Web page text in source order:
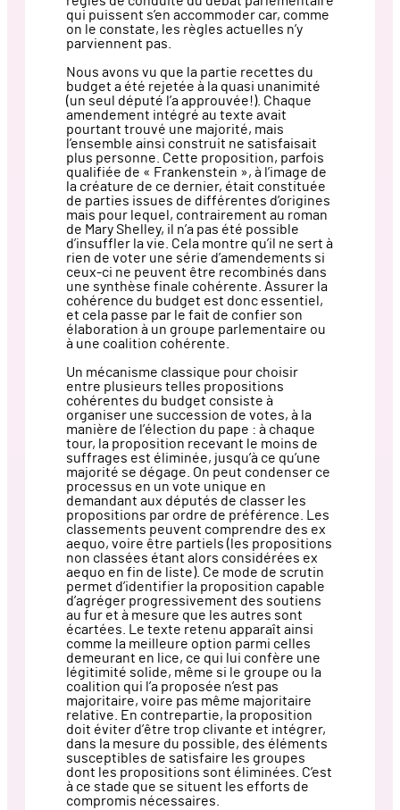
qui puissent s’en accommoder car, comme
on le constate, les règles actuelles n’y
parviennent pas.
Nous avons vu que la partie recettes du
budget a été rejetée à la quasi unanimité
(un seul député l’a approuvée!). Chaque
amendement intégré au texte avait
pourtant trouvé une majorité, mais
l’ensemble ainsi construit ne satisfaisait
plus personne. Cette proposition, parfois
qualifiée de « Frankenstein », à l’image de
la créature de ce dernier, était constituée
de parties issues de différentes d’origines
mais pour lequel, contrairement au roman
de Mary Shelley, il n’a pas été possible
d’insuffler la vie. Cela montre qu’il ne sert à
rien de voter une série d’amendements si
ceux-ci ne peuvent être recombinés dans
une synthèse finale cohérente. Assurer la
cohérence du budget est donc essentiel,
et cela passe par le fait de confier son
élaboration à un groupe parlementaire ou
à une coalition cohérente.
Un mécanisme classique pour choisir
entre plusieurs telles propositions
cohérentes du budget consiste à
organiser une succession de votes, à la
manière de l’élection du pape : à chaque
tour, la proposition recevant le moins de
suffrages est éliminée, jusqu’à ce qu’une
majorité se dégage. On peut condenser ce
processus en un vote unique en
demandant aux députés de classer les
propositions par ordre de préférence. Les
classements peuvent comprendre des ex
aequo, voire être partiels (les propositions
non classées étant alors considérées ex
aequo en fin de liste). Ce mode de scrutin
permet d’identifier la proposition capable
d’agréger progressivement des soutiens
au fur et à mesure que les autres sont
écartées. Le texte retenu apparaît ainsi
comme la meilleure option parmi celles
demeurant en lice, ce qui lui confère une
légitimité solide, même si le groupe ou la
coalition qui l’a proposée n’est pas
majoritaire, voire pas même majoritaire
relative. En contrepartie, la proposition
doit éviter d’être trop clivante et intégrer,
dans la mesure du possible, des éléments
susceptibles de satisfaire les groupes
dont les propositions sont éliminées. C’est
à ce stade que se situent les efforts de
compromis nécessaires.